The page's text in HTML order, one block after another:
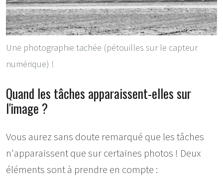
Une photographie tachée (pétouilles sur le capteur
numérique) !
Quand les tâches apparaissent-elles sur
l'image ?
Vous aurez sans doute remarqué que les tâches
n'apparaissent que sur certaines photos ! Deux
éléments sont à prendre en compte :